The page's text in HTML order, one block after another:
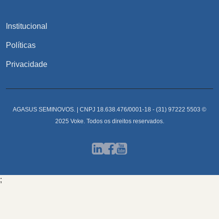
- A Voke não envia/comercializa produtos com tela quebrada
- Enviado nas embalagens da Voke garantindo a proteção do
Voke***
Institucional
Políticas
Privacidade
AGASUS SEMINOVOS. | CNPJ 18.638.476/0001-18 - (31) 97222 5503 ©
2025 Voke. Todos os direitos reservados.
;